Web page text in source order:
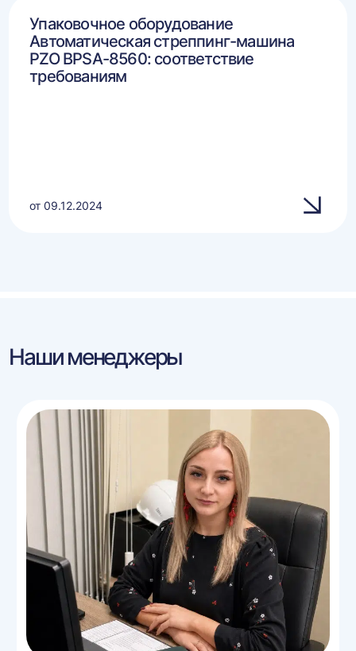
Упаковочное оборудование
Автоматическая стреппинг-машина
PZO BPSA-8560: соответствие
требованиям
от 09.12.2024
Наши менеджеры